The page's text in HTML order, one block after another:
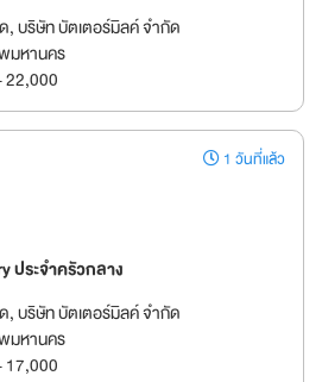
, บริษัท บัตเตอร์มิลค์ จํากัด
มหานคร
22,000
1 วันที่แล้ว
ประจำครัวกลาง
, บริษัท บัตเตอร์มิลค์ จํากัด
มหานคร
17,000